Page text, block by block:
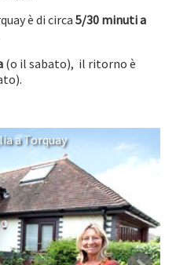
è di circa 5/30 minuti a
(o il sabato), il ritorno è
a Torquay